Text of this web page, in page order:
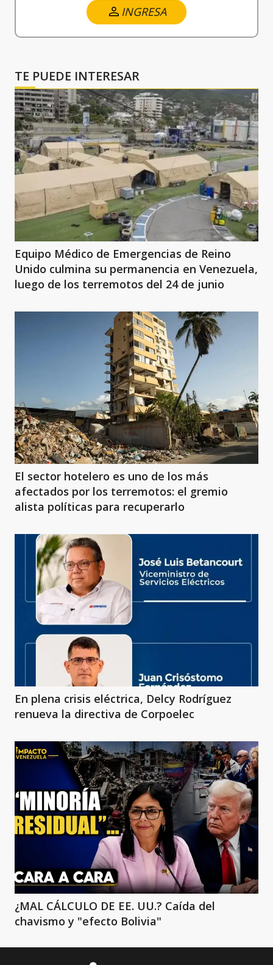
INGRESA
TE PUEDE INTERESAR
Equipo Médico de Emergencias de Reino
Unido culmina su permanencia en Venezuela,
luego de los terremotos del 24 de junio
El sector hotelero es uno de los más
afectados por los terremotos: el gremio
alista políticas para recuperarlo
En plena crisis eléctrica, Delcy Rodríguez
renueva la directiva de Corpoelec
¿MAL CÁLCULO DE EE. UU.? Caída del
chavismo y "efecto Bolivia"